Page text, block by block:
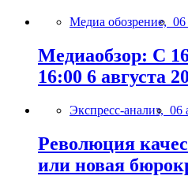
Медиа обозрение, 06
Медиаобзор: С
16:00 6 августа
Экспресс-анализ, 06
Революция
или новая